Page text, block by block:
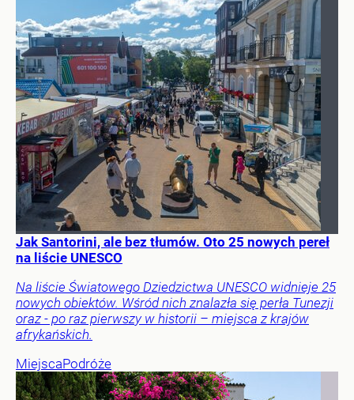
Jak Santorini, ale bez tłumów. Oto 25 nowych pereł
na liście UNESCO
Na liście Światowego Dziedzictwa UNESCO widnieje 25
nowych obiektów. Wśród nich znalazła się perła Tunezji
oraz - po raz pierwszy w historii – miejsca z krajów
afrykańskich.
MiejscaPodróże